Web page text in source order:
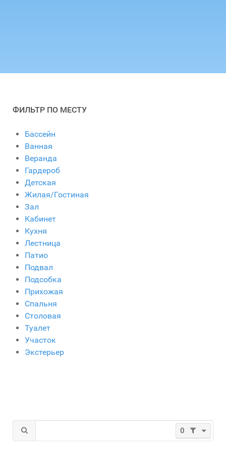
ФИЛЬТР ПО МЕСТУ
Бассейн
Ванная
Веранда
Гардероб
Детская
Жилая/Гостиная
Зал
Кабинет
Кухня
Лестница
Патио
Подвал
Подсобка
Прихожая
Спальня
Столовая
Туалет
Участок
Экстерьер
0